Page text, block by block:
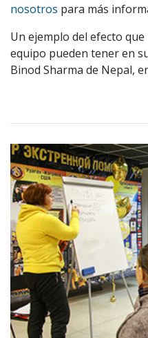
nosotros para más
Un ejemplo del efecto
equipo pueden tener en
Binod Sharma de Nepal,